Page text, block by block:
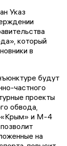
Указ
который
в
будут
частного
проекты
обвода,
«Крым» и М-4
на